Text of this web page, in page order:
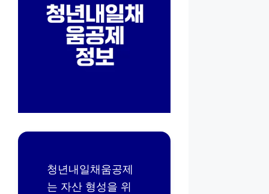
청년내일채움공제
는 자산 형성을 위